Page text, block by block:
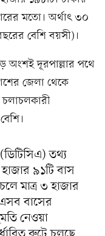
মতো। অর্থাৎ ৩০
বেশি বয়সী)।
দূরপাল্লার পথে
জেলা থেকে
চলাচলকারী
তথ্য
৯১টি বাস
মাত্র ৩ হাজার
বাসের
নেওয়া